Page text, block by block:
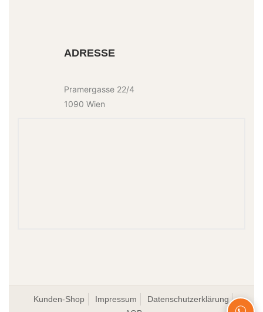
ADRESSE
Pramergasse 22/4
1090 Wien
Kunden-Shop Impressum
Datenschutzerklärung